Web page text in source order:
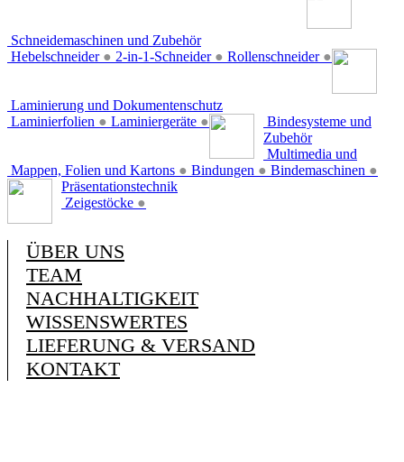
Schneidemaschinen und Zubehör
Hebelschneider ● 2-in-1-Schneider ● Rollenschneider ●
Laminierung und Dokumentenschutz
Laminierfolien ● Laminiergeräte ●
Bindesysteme und
Zubehör
Mappen, Folien und Kartons ● Bindungen ● Bindemaschinen ●
Multimedia und
Präsentationstechnik
Zeigestöcke ●
ÜBER UNS
TEAM
NACHHALTIGKEIT
WISSENSWERTES
LIEFERUNG & VERSAND
KONTAKT